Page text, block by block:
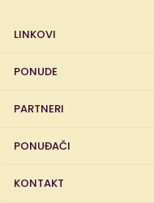
LINKOVI
PONUDE
PARTNERI
PONUĐAČI
KONTAKT